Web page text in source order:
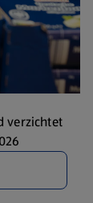
verzichtet